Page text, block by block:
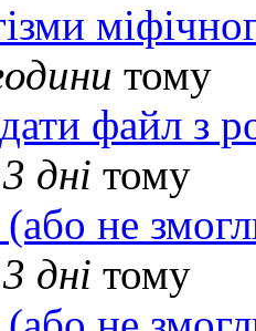
тому
файл з
дні тому
не
дні тому